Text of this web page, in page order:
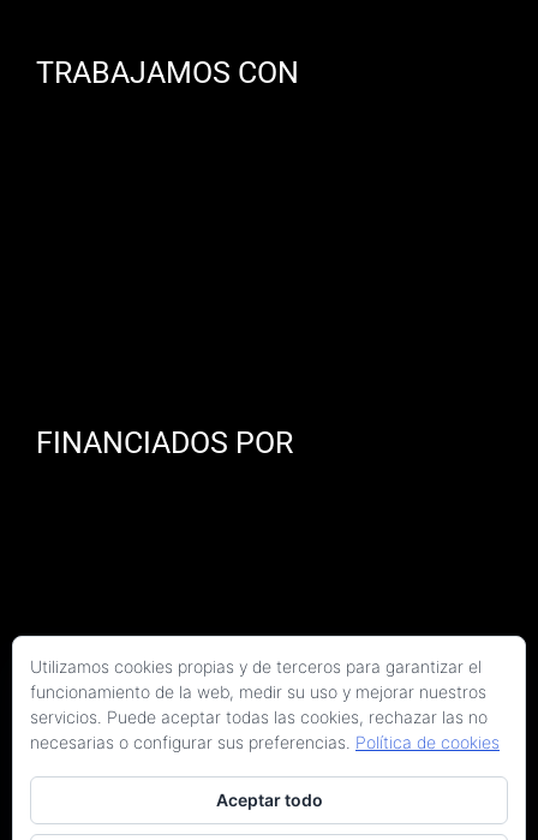
TRABAJAMOS CON
FINANCIADOS POR
Copyright 2026 Kaitek Servicios Tecnicos para la Construcción S.L.P. | Todos los
Utilizamos cookies propias y de terceros para garantizar el
funcionamiento de la web, medir su uso y mejorar nuestros
servicios. Puede aceptar todas las cookies, rechazar las no
necesarias o configurar sus preferencias. Política de cookies
Aceptar todo